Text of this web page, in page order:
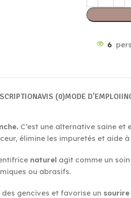
6
AVIS (0)MODE D'EMPLOI
C’est une alternative saine
élimine les impuretés et aide
naturel agit comme un
ou abrasifs.
gencives et favorise un